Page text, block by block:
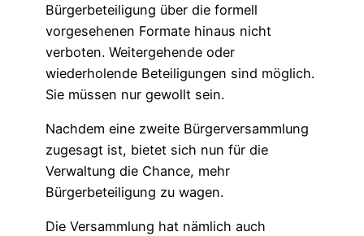
Bürgerbeteiligung über die formell
vorgesehenen Formate hinaus nicht
verboten. Weitergehende oder
wiederholende Beteiligungen sind möglich.
Sie müssen nur gewollt sein.
Nachdem eine zweite Bürgerversammlung
zugesagt ist, bietet sich nun für die
Verwaltung die Chance, mehr
Bürgerbeteiligung zu wagen.
Die Versammlung hat nämlich auch